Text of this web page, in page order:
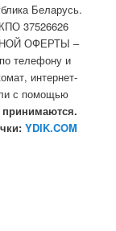
Беларусь.
37526626
ОФЕРТЫ –
телефону и
интернет-
с помощью
YDIK.COM